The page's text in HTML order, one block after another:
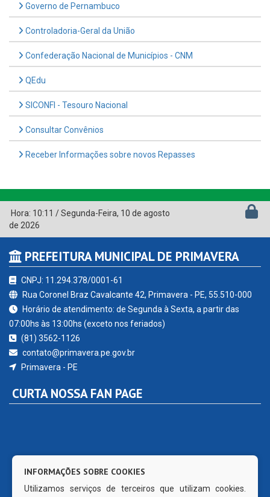
Governo de Pernambuco
Controladoria-Geral da União
Confederação Nacional de Municípios - CNM
QEdu
SICONFI - Tesouro Nacional
Consultar Convênios
Receber Informações sobre novos Repasses
Hora: 10:11 /Segunda-Feira, 10 de agosto
de 2026
PREFEITURA MUNICIPAL DE PRIMAVERA
CNPJ: 11.294.378/0001-61
Rua Coronel Braz Cavalcante 42, Primavera - PE, 55.510-000
Horário de atendimento: de Segunda à Sexta, a partir das
07:00hs às 13:00hs (exceto nos feriados)
(81) 3562-1126
contato@primavera.pe.gov.br
Primavera - PE
CURTA NOSSA FAN PAGE
INFORMAÇÕES SOBRE COOKIES
Utilizamos serviços de terceiros que utilizam cookies.